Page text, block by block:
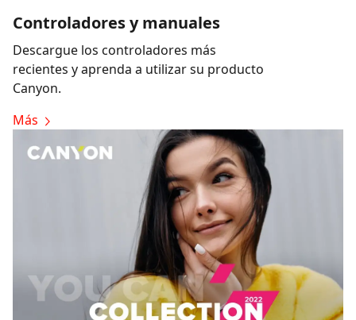
Controladores y manuales
Descargue los controladores más
recientes y aprenda a utilizar su producto
Canyon.
Más